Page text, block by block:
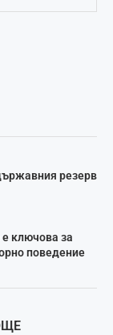
резерв
ключова за
поведение